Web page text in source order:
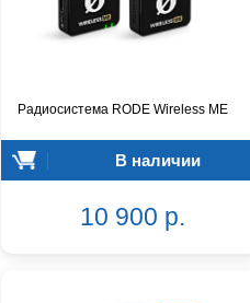
Радиосистема RODE Wireless ME
В наличии
10 900 р.